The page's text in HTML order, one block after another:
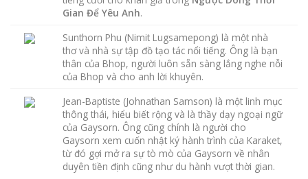
Gian Để Yêu Anh.
Sunthorn Phu (Nimit Lugsamepong) là một nhà
thơ và nhà sự tập đồ tạo tác nổi tiếng. Ông là bạn
thân của Bhop, người luôn sẵn sàng lắng nghe nỗi
của Bhop và cho anh lời khuyên.
Jean-Baptiste (Johnathan Samson) là một linh mục
thông thái, hiểu biết rộng và là thầy dạy ngoại ngữ
của Gaysorn. Ông cũng chính là người cho
Gaysorn xem cuốn nhật ký hành trình của Karaket,
từ đó gợi mở ra sự tò mò của Gaysorn về nhân
duyên tiền định cũng như du hành vượt thời gian.